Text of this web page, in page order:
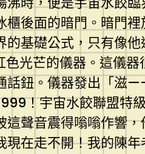
後面的暗門。暗門
基礎公式，只有像他
光芒的儀器。這儀
話鈕。儀器發出「滋
！宇宙水餃聯盟特
聲音震得嗡嗡作響
在走不開！我的陳